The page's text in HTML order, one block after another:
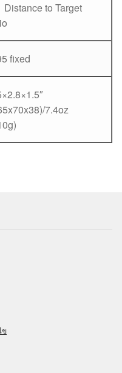
Distance to Target
fixed
7.4oz
ข